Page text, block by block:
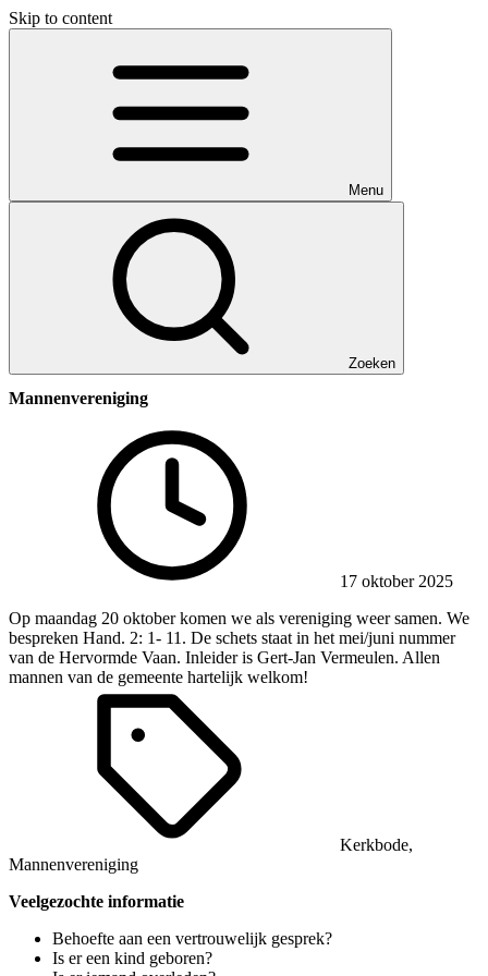
Skip to content
Menu
Zoeken
Mannenvereniging
17 oktober 2025
Op maandag 20 oktober komen we als vereniging weer samen. We
bespreken Hand. 2: 1- 11. De schets staat in het mei/juni nummer
van de Hervormde Vaan. Inleider is Gert-Jan Vermeulen. Allen
mannen van de gemeente hartelijk welkom!
Kerkbode,
Mannenvereniging
Veelgezochte informatie
Behoefte aan een vertrouwelijk gesprek?
Is er een kind geboren?